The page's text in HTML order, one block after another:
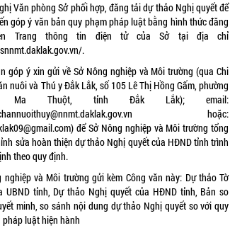
Văn phòng Sở phối hợp, đăng tải dự thảo Nghị quyết để
góp ý văn bản quy phạm pháp luật bằng hình thức đăng
Trang thông tin điện tử của Sở tại địa chỉ
.
góp ý xin gửi về Sở Nông nghiệp và Môi trường (qua Chi
nuôi và Thú y Đắk Lắk, số 105 Lê Thị Hồng Gấm, phường
Ma Thuột, tỉnh Đắk Lắk); email:
hoặc:
) để Sở Nông nghiệp và Môi trường tổng
sửa hoàn thiện dự thảo Nghị quyết của HĐND tỉnh trình
theo quy định.
nghiệp và Môi trường gửi kèm Công văn này: Dự thảo Tờ
UBND tỉnh, Dự thảo Nghị quyết của HĐND tỉnh, Bản so
minh, so sánh nội dung dự thảo Nghị quyết so với quy
luật hiện hành